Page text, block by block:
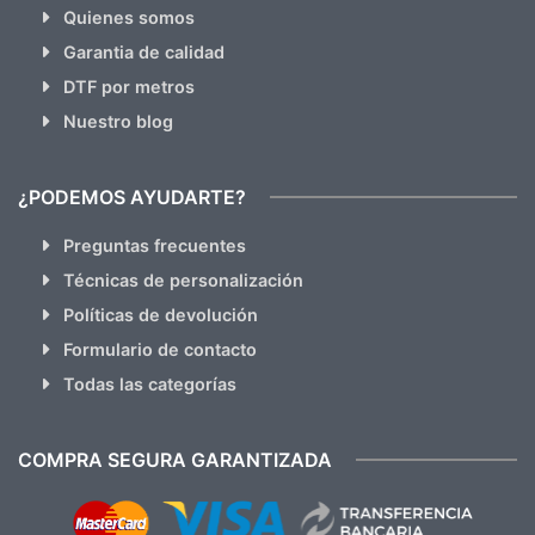
Quienes somos
Garantia de calidad
DTF por metros
Nuestro blog
¿PODEMOS AYUDARTE?
Preguntas frecuentes
Técnicas de personalización
Políticas de devolución
Formulario de contacto
Todas las categorías
COMPRA SEGURA GARANTIZADA